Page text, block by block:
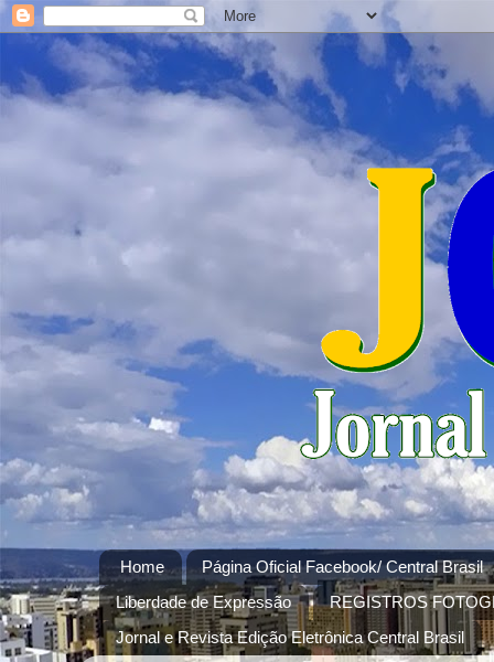
Home
Página Oficial Facebook/ Central Brasil
Liberdade de Expressão
REGISTROS
Jornal e Revista Edição Eletrônica Central Brasil